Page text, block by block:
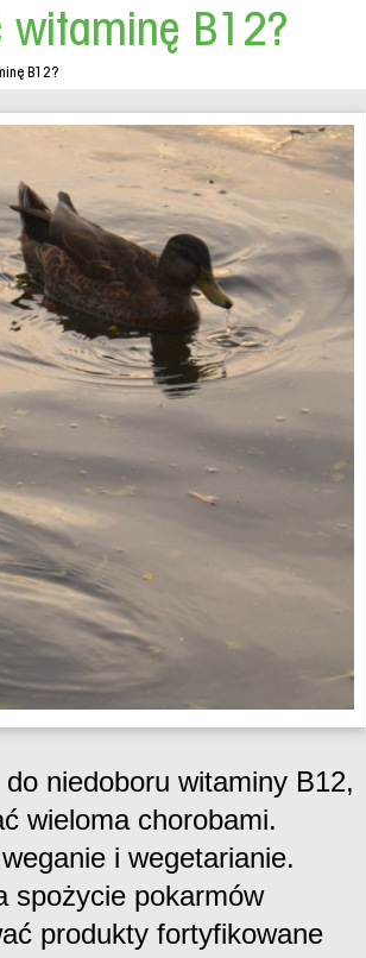
witaminę B12?
B12?
niedoboru witaminy B12,
wieloma chorobami.
i wegetarianie.
spożycie pokarmów
produkty fortyfikowane